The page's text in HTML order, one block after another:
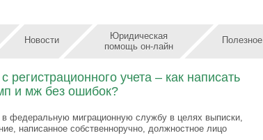
Новости
Юридическая
помощь он-лайн
Полезное
регистрационного учета – как написать
и мж без ошибок?
федеральную миграционную службу в целях выписки,
написанное собственноручно, должностное лицо